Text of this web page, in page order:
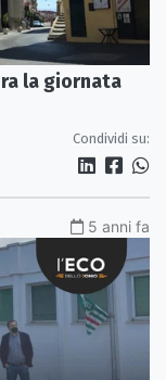
la giornata
Condividi su:
5 anni fa